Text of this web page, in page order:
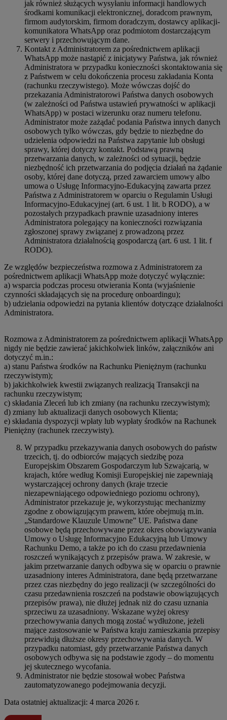
jak również służących wysyłaniu informacji handlowych
środkami komunikacji elektronicznej, doradcom prawnym,
firmom audytorskim, firmom doradczym, dostawcy aplikacji-
komunikatora WhatsApp oraz podmiotom dostarczającym
serwery i przechowującym dane.
Kontakt z Administratorem za pośrednictwem aplikacji
WhatsApp może nastąpić z inicjatywy Państwa, jak również
Administratora w przypadku konieczności skontaktowania się
z Państwem w celu dokończenia procesu zakładania Konta
(rachunku rzeczywistego). Może wówczas dojść do
przekazania Administratorowi Państwa danych osobowych
(w zależności od Państwa ustawień prywatności w aplikacji
WhatsApp) w postaci wizerunku oraz numeru telefonu.
Administrator może zażądać podania Państwa innych danych
osobowych tylko wówczas, gdy będzie to niezbędne do
udzielenia odpowiedzi na Państwa zapytanie lub obsługi
sprawy, której dotyczy kontakt. Podstawą prawną
przetwarzania danych, w zależności od sytuacji, będzie
niezbędność ich przetwarzania do podjęcia działań na żądanie
osoby, której dane dotyczą, przed zawarciem umowy albo
umowa o Usługę Informacyjno-Edukacyjną zawarta przez
Państwa z Administratorem w oparciu o Regulamin Usługi
Informacyjno-Edukacyjnej (art. 6 ust. 1 lit. b RODO), a w
pozostałych przypadkach prawnie uzasadniony interes
Administratora polegający na konieczności rozwiązania
zgłoszonej sprawy związanej z prowadzoną przez
Administratora działalnością gospodarczą (art. 6 ust. 1 lit. f
RODO).
Ze względów bezpieczeństwa rozmowa z Administratorem za
pośrednictwem aplikacji WhatsApp może dotyczyć wyłącznie:
a) wsparcia podczas procesu otwierania Konta (wyjaśnienie
czynności składających się na procedurę onboardingu);
b) udzielania odpowiedzi na pytania klientów dotyczące działalności
Administratora.
Rozmowa z Administratorem za pośrednictwem aplikacji WhatsApp
nigdy nie będzie zawierać jakichkolwiek linków, załączników ani
dotyczyć m.in.:
a) stanu Państwa środków na Rachunku Pieniężnym (rachunku
rzeczywistym);
b) jakichkolwiek kwestii związanych realizacją Transakcji na
rachunku rzeczywistym;
c) składania Zleceń lub ich zmiany (na rachunku rzeczywistym);
d) zmiany lub aktualizacji danych osobowych Klienta;
e) składania dyspozycji wpłaty lub wypłaty środków na Rachunek
Pieniężny (rachunek rzeczywisty).
W przypadku przekazywania danych osobowych do państw
trzecich, tj. do odbiorców mających siedzibę poza
Europejskim Obszarem Gospodarczym lub Szwajcarią, w
krajach, które według Komisji Europejskiej nie zapewniają
wystarczającej ochrony danych (kraje trzecie
niezapewniającego odpowiedniego poziomu ochrony),
Administrator przekazuje je, wykorzystując mechanizmy
zgodne z obowiązującym prawem, które obejmują m.in.
„Standardowe Klauzule Umowne” UE. Państwa dane
osobowe będą przechowywane przez okres obowiązywania
Umowy o Usługę Informacyjno Edukacyjną lub Umowy
Rachunku Demo, a także po ich do czasu przedawnienia
roszczeń wynikających z przepisów prawa. W zakresie, w
jakim przetwarzanie danych odbywa się w oparciu o prawnie
uzasadniony interes Administratora, dane będą przetwarzane
przez czas niezbędny do jego realizacji (w szczególności do
czasu przedawnienia roszczeń na podstawie obowiązujących
przepisów prawa), nie dłużej jednak niż do czasu uznania
sprzeciwu za uzasadniony. Wskazane wyżej okresy
przechowywania danych mogą zostać wydłużone, jeżeli
mające zastosowanie w Państwa kraju zamieszkania przepisy
przewidują dłuższe okresy przechowywania danych. W
przypadku natomiast, gdy przetwarzanie Państwa danych
osobowych odbywa się na podstawie zgody – do momentu
jej skutecznego wycofania.
Administrator nie będzie stosował wobec Państwa
zautomatyzowanego podejmowania decyzji.
Data ostatniej aktualizacji: 4 marca 2026 r.